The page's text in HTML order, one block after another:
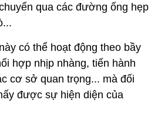
qua các đường ống hẹp
có thể hoạt động theo bầy
hợp nhịp nhàng, tiến hành
cơ sở quan trọng... mà đối
được sự hiện diện của